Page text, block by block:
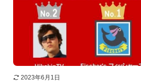
2023年6月1日